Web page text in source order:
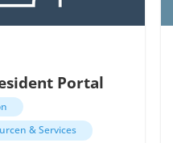
Portal
& Services